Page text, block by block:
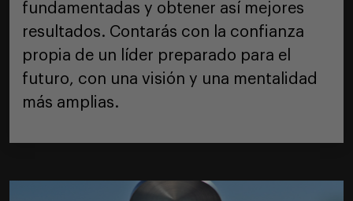
fundamentadas y obtener así mejores
resultados. Contarás con la confianza
propia de un líder preparado para el
futuro, con una visión y una mentalidad
más amplias.